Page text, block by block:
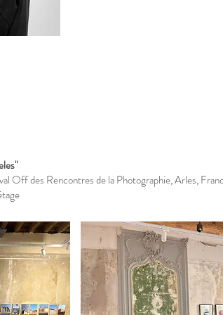
Off des Rencontres de la Photographie, Arles,